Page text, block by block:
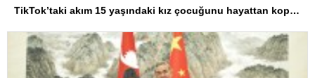
TikTok’taki akım 15 yaşındaki kız çocuğunu hayattan kopardı